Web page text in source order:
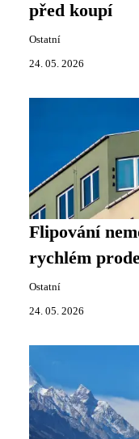
před koupí
Ostatní
24. 05. 2026
Flipování
rychlém
Ostatní
24. 05. 2026